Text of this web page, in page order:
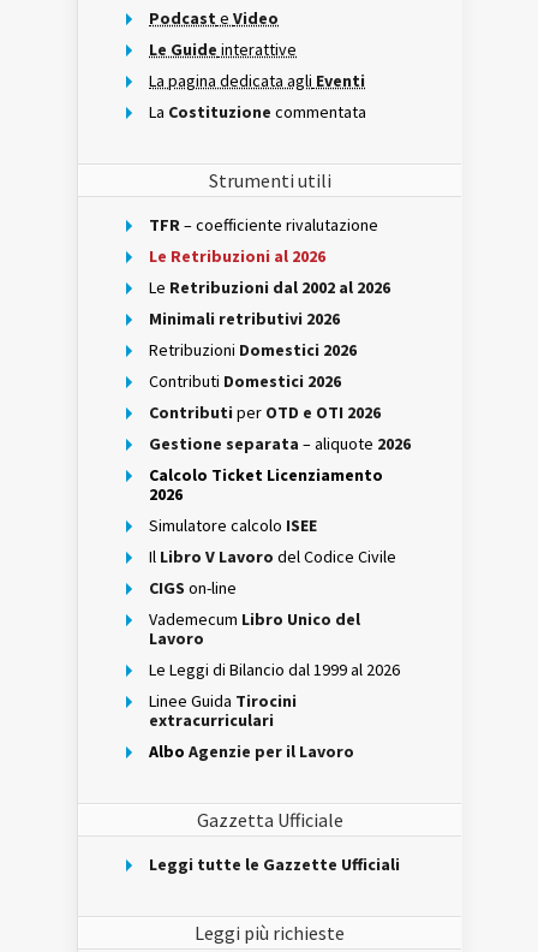
Podcast e Video
Le Guide interattive
La pagina dedicata agli Eventi
La Costituzione commentata
Strumenti utili
TFR– coefficiente rivalutazione
Le Retribuzioni al 2026
Le Retribuzioni dal 2002 al 2026
Minimali retributivi 2026
Retribuzioni Domestici 2026
Contributi Domestici 2026
Contributi per OTD e OTI 2026
Gestione separata – aliquote 2026
Calcolo Ticket Licenziamento
2026
Simulatore calcolo ISEE
Il Libro V Lavoro del Codice Civile
CIGS on-line
Vademecum Libro Unico del
Lavoro
Le Leggi di Bilancio dal 1999 al 2026
Linee Guida Tirocini
extracurriculari
Albo Agenzie per il Lavoro
Gazzetta Ufficiale
Leggi tutte le Gazzette Ufficiali
Leggi più richieste